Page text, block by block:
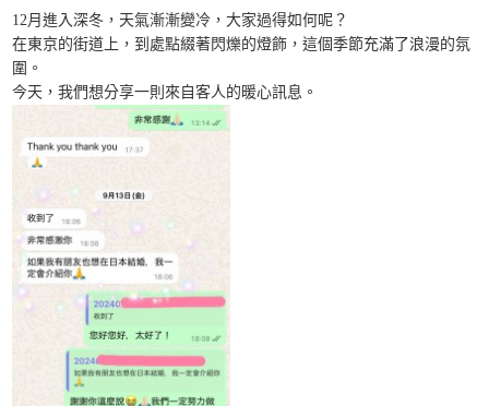
12月進入深冬，天氣漸漸變冷，大家過得如何呢？
在東京的街道上，到處點綴著閃爍的燈飾，這個季節充滿了浪漫的氛
圍。
今天，我們想分享一則來自客人的暖心訊息。